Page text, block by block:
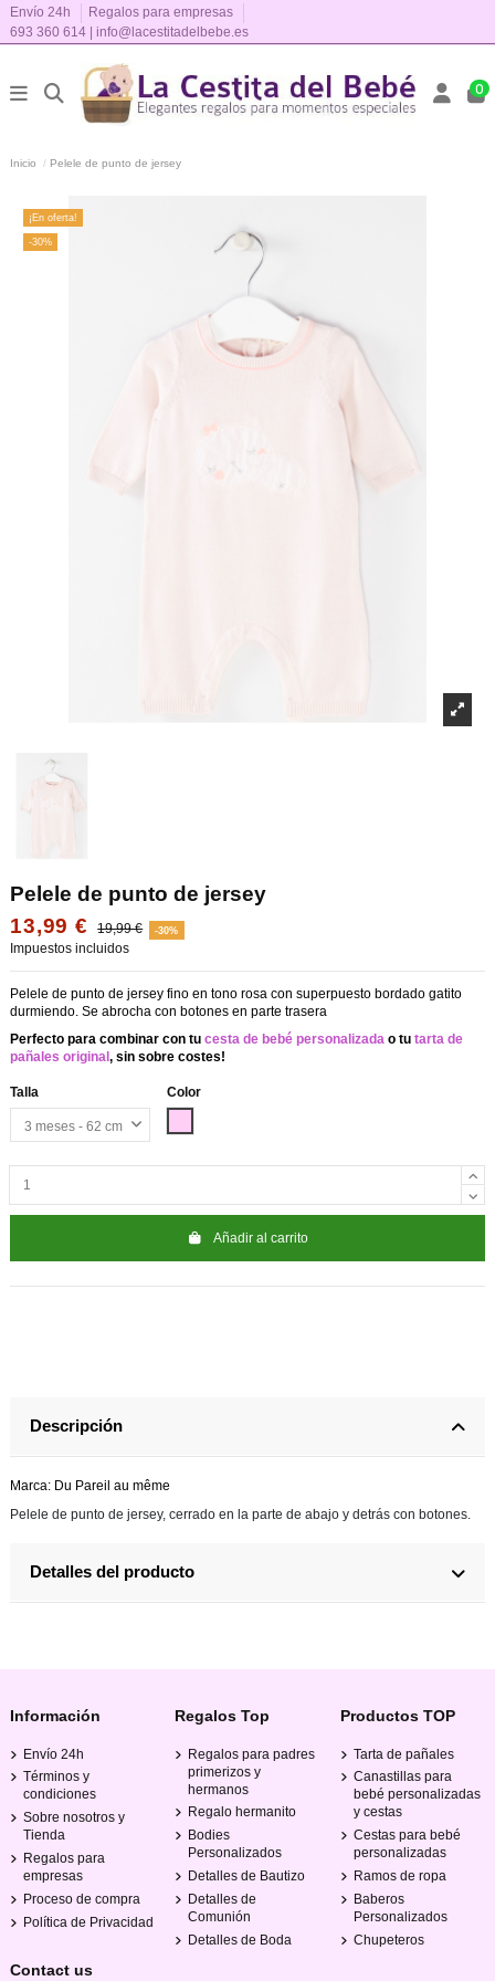
Envío 24h
Regalos para empresas
693 360 614 | info@lacestitadelbebe.es
0
Inicio Pelele de punto de jersey
¡En oferta!
-30%
Pelele de punto de jersey
13,99 €
19,99 € -30%
Impuestos incluidos
Pelele de punto de jersey fino en tono rosa con superpuesto bordado gatito
durmiendo. Se abrocha con botones en parte trasera
Perfecto para combinar con tu cesta de bebé personalizada o tu tarta de
pañales original , sin sobre costes!
Talla
Color
Añadir al carrito
Descripción
Marca: Du Pareil au même
Pelele de punto de jersey, cerrado en la parte de abajo y detrás con botones.
Detalles del producto
Información
Envío 24h
Términos y
condiciones
Sobre nosotros y
Tienda
Regalos para
empresas
Proceso de compra
Política de Privacidad
Regalos Top
Regalos para padres
primerizos y
hermanos
Regalo hermanito
Bodies
Personalizados
Detalles de Bautizo
Detalles de
Comunión
Detalles de Boda
Productos TOP
Tarta de pañales
Canastillas para
bebé personalizadas
y cestas
Cestas para bebé
personalizadas
Ramos de ropa
Baberos
Personalizados
Chupeteros
Contact us